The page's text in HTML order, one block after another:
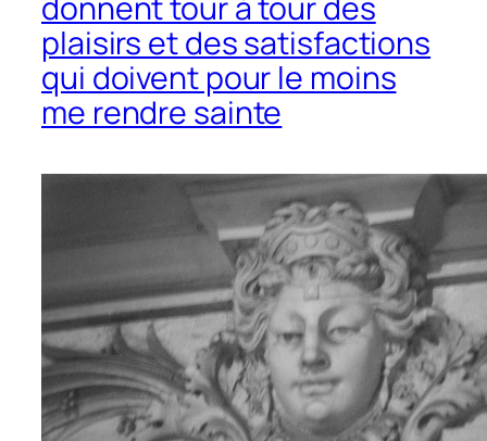
donnent tour à tour des
plaisirs et des satisfactions
qui doivent pour le moins
me rendre sainte